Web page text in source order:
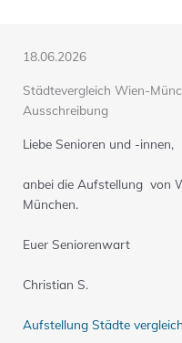
18.06.2026
Städtevergleich Wien-
Ausschreibung
Liebe Senioren und -innen,
anbei die Aufstellung von
München.
Euer Seniorenwart
Christian S.
Aufstellung Städte